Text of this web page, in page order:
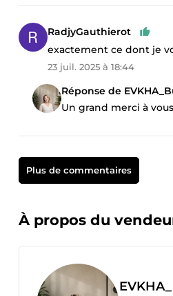
RadjyGauthierot
exactement ce dont je
23 juil. 2025 à 18:44
Réponse de
Un grand merci à vous
Plus de commentaires
À propos du